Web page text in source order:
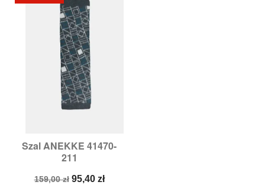
Szal ANEKKE 41470-
211
Cena
159,00 zł Cena
95,40 zł